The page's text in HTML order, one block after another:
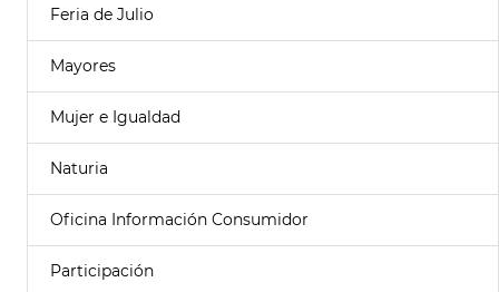
Feria de Julio
Mayores
Mujer e Igualdad
Naturia
Oficina Información Consumidor
Participación